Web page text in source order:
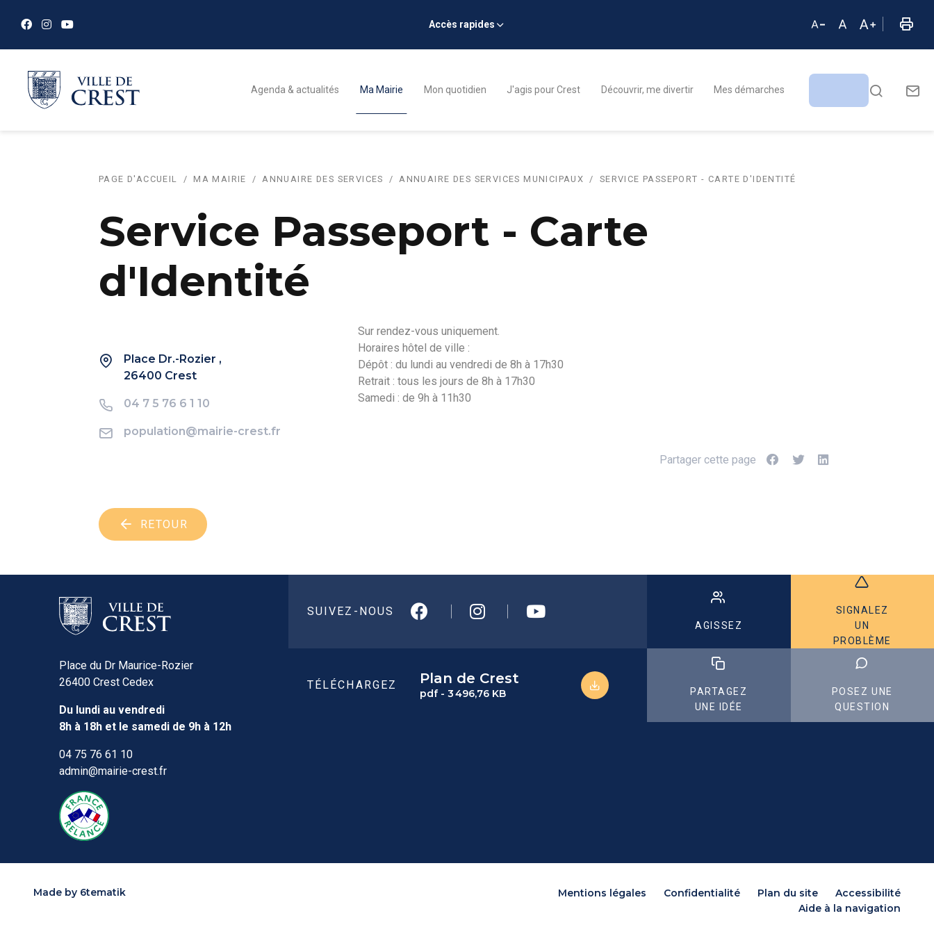
Accès rapides
Agenda & actualités Ma Mairie Mon quotidien J'agis pour Crest Découvrir, me divertir Mes démarches
PAGE D'ACCUEIL MA MAIRIE ANNUAIRE DES SERVICES ANNUAIRE DES SERVICES MUNICIPAUX SERVICE PASSEPORT - CARTE D'IDENTITÉ
Service Passeport - Carte
d'Identité
Place Dr.-Rozier ,
26400 Crest
04 7 5 76 6 1 10
population@mairie-crest.fr
Sur rendez-vous uniquement.
Horaires hôtel de ville :
Dépôt : du lundi au vendredi de 8h à 17h30
Retrait : tous les jours de 8h à 17h30
Samedi : de 9h à 11h30
Partager cette page
RETOUR
Place du Dr Maurice-Rozier
26400 Crest Cedex
Du lundi au vendredi
8h à 18h et le samedi de 9h à 12h
04 75 76 61 10
admin@mairie-crest.fr
SUIVEZ-NOUS
TÉLÉCHARGEZ Plan de Crest
pdf - 3 496,76 KB
AGISSEZ
SIGNALEZ
UN
PROBLÈME
PARTAGEZ
UNE IDÉE
POSEZ UNE
QUESTION
Made by 6tematik Mentions légales Confidentialité Plan du site
Accessibilité
Aide à la navigation